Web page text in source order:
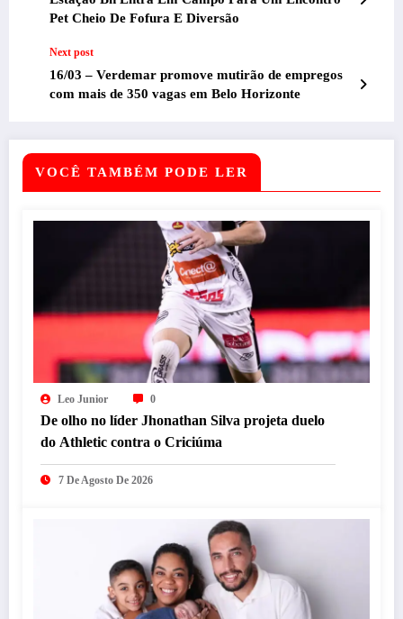
Pet Cheio De Fofura E Diversão
Next post
16/03 – Verdemar promove mutirão de empregos
com mais de 350 vagas em Belo Horizonte
VOCÊ TAMBÉM PODE LER
Leo Junior 0
De olho no líder Jhonathan Silva projeta duelo
do Athletic contra o Criciúma
7 De Agosto De 2026